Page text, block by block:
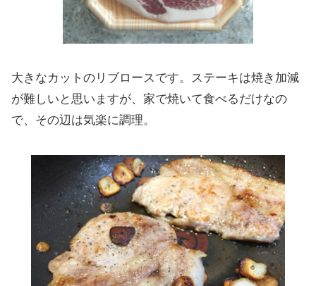
大きなカットのリブロースです。ステーキは焼き加減
が難しいと思いますが、家で焼いて食べるだけなの
で、その辺は気楽に調理。